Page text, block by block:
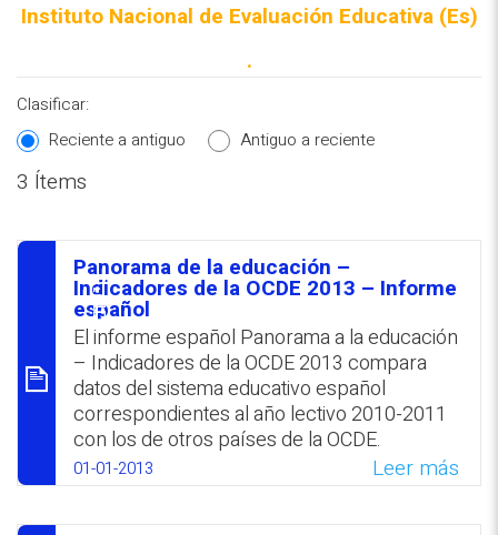
EDUCACIÓN Y FORMACIÓN DEL
PROFESORADO
Instituto Nacional de Evaluación Educativa (Es)
.
Clasificar:
Reciente a antiguo
Antiguo a reciente
3 Ítems
סיכום
Panorama de la educación –
Indicadores de la OCDE 2013 – Informe
español
El informe español Panorama a la educación
– Indicadores de la OCDE 2013 compara
datos del sistema educativo español
correspondientes al año lectivo 2010-2011
con los de otros países de la OCDE.
WhatsApp
Facebook
Twitter
Email
01-01-2013 Leer más